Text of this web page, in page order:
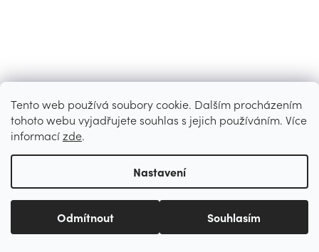
Tento web používá soubory cookie. Dalším procházením
tohoto webu vyjadřujete souhlas s jejich používáním. Více
informacízde.
Nastavení
Odmítnout Souhlasím
Rychlé dodání až ke dveřím
nebo nám napište!
+420 736 239 669